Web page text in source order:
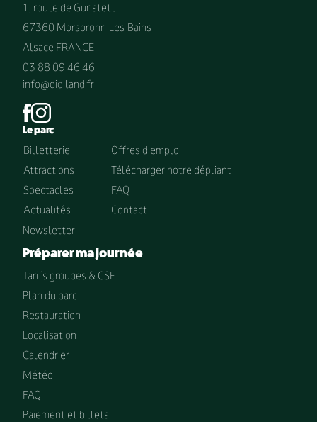
1, route de Gunstett
67360 Morsbronn-Les-Bains
Alsace FRANCE
03 88 09 46 46
info@didiland.fr
Le parc
Billetterie
Attractions
Spectacles
Actualités
Offres d'emploi
Télécharger notre dépliant
FAQ
Contact
Newsletter
Préparer ma journée
Tarifs groupes & CSE
Plan du parc
Restauration
Localisation
Calendrier
Météo
FAQ
Paiement et billets